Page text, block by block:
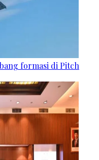
formasi di Pitch